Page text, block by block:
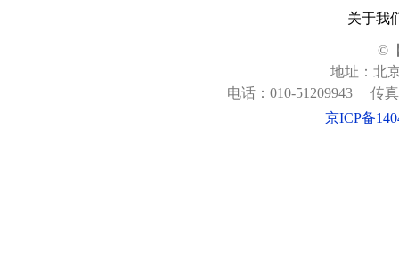
关于我
©
地址：北
电话：010-51209943
传
京ICP备